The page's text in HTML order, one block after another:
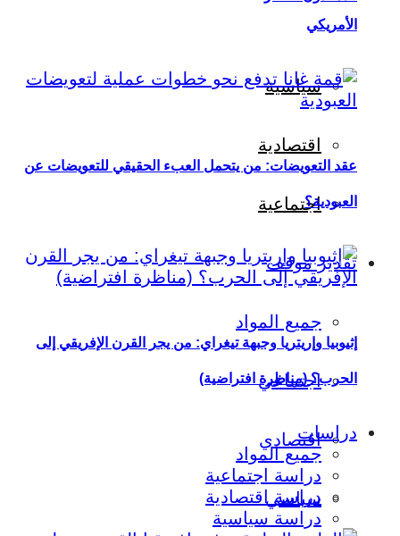
سياسية
اقتصادية
اجتماعية
تقدير موقف
جميع المواد
اجتماعي
اقتصادي
سياسي
الأمريكي
عقد التعويضات: من يتحمل العبء الحقيقي للتعويضات عن
العبودية؟
إثيوبيا وإريتريا وجبهة تيغراي: من يجر القرن الإفريقي إلى
الحرب؟ (مناظرة افتراضية)
دراسات
جميع المواد
دراسة اجتماعية
دراسة اقتصادية
دراسة سياسية